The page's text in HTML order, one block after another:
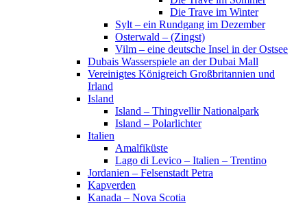
Die Trave im Winter
Sylt – ein Rundgang im Dezember
Osterwald – (Zingst)
Vilm – eine deutsche Insel in der Ostsee
Dubais Wasserspiele an der Dubai Mall
Vereinigtes Königreich Großbritannien und
Irland
Island
Island – Thingvellir Nationalpark
Island – Polarlichter
Italien
Amalfiküste
Lago di Levico – Italien – Trentino
Jordanien – Felsenstadt Petra
Kapverden
Kanada – Nova Scotia